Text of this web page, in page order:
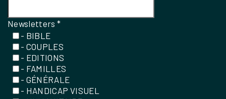
Newsletters*
- BIBLE
- COUPLES
- EDITIONS
- FAMILLES
- GÉNÉRALE
- HANDICAP VISUEL